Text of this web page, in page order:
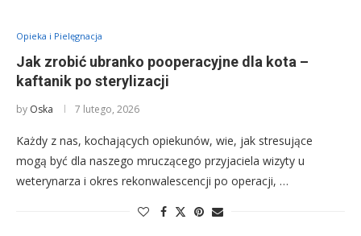
Opieka i Pielęgnacja
Jak zrobić ubranko pooperacyjne dla kota –
kaftanik po sterylizacji
by Oska 7 lutego, 2026
Każdy z nas, kochających opiekunów, wie, jak stresujące
mogą być dla naszego mruczącego przyjaciela wizyty u
weterynarza i okres rekonwalescencji po operacji, …